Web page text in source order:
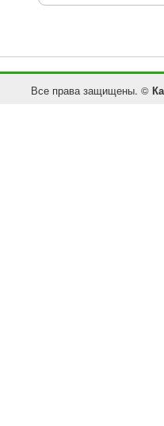
Все права защищены. ©